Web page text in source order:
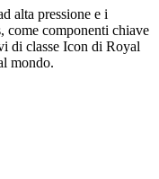
alta pressione e i
come componenti chiave
di classe Icon di Royal
mondo.